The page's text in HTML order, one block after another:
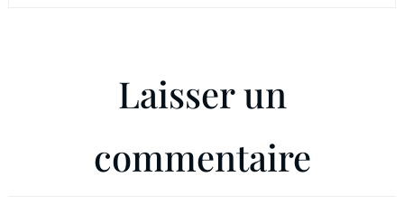
Laisser un
commentaire